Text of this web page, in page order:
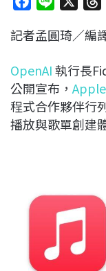
c
b
o
o
k
n
r
a
d
s
記者孟圓琦／編
OpenAI執行長
公開宣布，
程式合作夥伴行
播放與歌單創建